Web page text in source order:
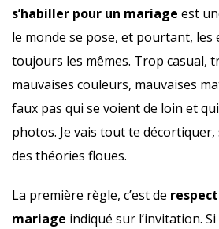
s’habiller pour un mariage est
le monde se pose, et pourtant,
toujours les mêmes. Trop casual,
mauvaises couleurs, mauvaises
faux pas qui se voient de loin et
photos. Je vais tout te
des théories floues.
La première règle, c’est de
mariage indiqué sur l’invitation.